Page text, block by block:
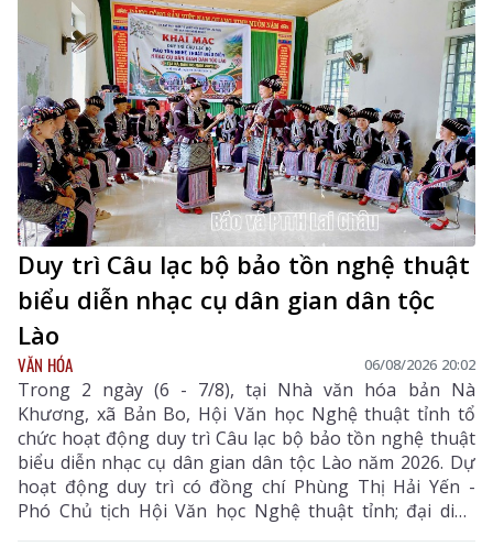
Duy trì Câu lạc bộ bảo tồn nghệ thuật
biểu diễn nhạc cụ dân gian dân tộc
Lào
VĂN HÓA 06/08/2026 20:02
Trong 2 ngày (6 - 7/8), tại Nhà văn hóa bản Nà
Khương, xã Bản Bo, Hội Văn học Nghệ thuật tỉnh tổ
chức hoạt động duy trì Câu lạc bộ bảo tồn nghệ thuật
biểu diễn nhạc cụ dân gian dân tộc Lào năm 2026. Dự
hoạt động duy trì có đồng chí Phùng Thị Hải Yến -
Phó Chủ tịch Hội Văn học Nghệ thuật tỉnh; đại diện
Phòng Văn hóa - Xã hội xã Bản Bo và 24 thành viên